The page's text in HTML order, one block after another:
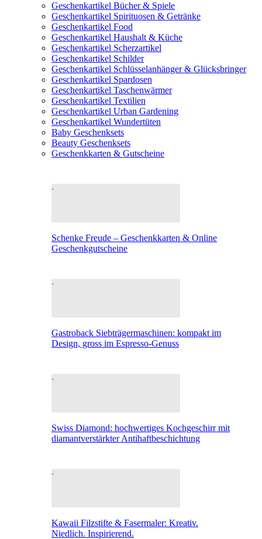
Geschenkartikel Bücher & Spiele
Geschenkartikel Spirituosen & Getränke
Geschenkartikel Food
Geschenkartikel Haushalt & Küche
Geschenkartikel Scherzartikel
Geschenkartikel Schilder
Geschenkartikel Schlüsselanhänger & Glücksbringer
Geschenkartikel Spardosen
Geschenkartikel Taschenwärmer
Geschenkartikel Textilien
Geschenkartikel Urban Gardening
Geschenkartikel Wundertüten
Baby Geschenksets
Beauty Geschenksets
Geschenkkarten & Gutscheine
Schenke Freude – Geschenkkarten & Online
Geschenkgutscheine
Gastroback Siebträgermaschinen: kompakt im
Design, gross im Espresso-Genuss
Swiss Diamond: hochwertiges Kochgeschirr mit
diamantverstärkter Antihaftbeschichtung
Kawaii Filzstifte & Fasermaler: Kreativ.
Niedlich. Inspirierend.